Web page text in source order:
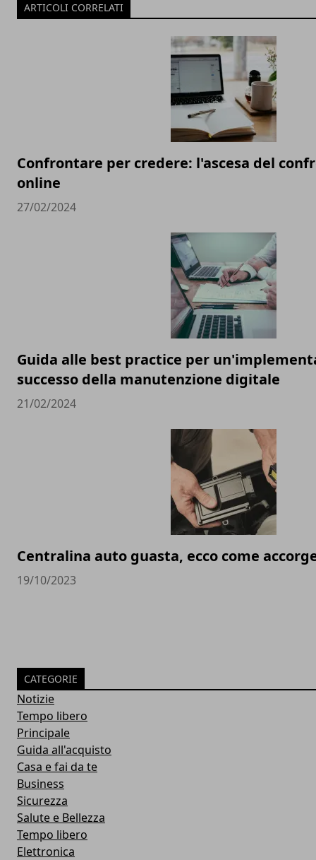
ARTICOLI CORRELATI
Confrontare per credere: l'ascesa del
online
27/02/2024
Guida alle best practice per
successo della manutenzione digitale
21/02/2024
Centralina auto guasta, ecco come
19/10/2023
CATEGORIE
Notizie
Tempo libero
Principale
Guida all'acquisto
Casa e fai da te
Business
Sicurezza
Salute e Bellezza
Tempo libero
Elettronica